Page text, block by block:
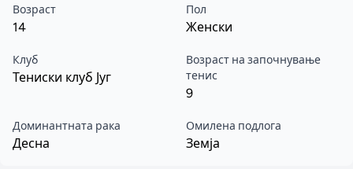
Возраст
14
Пол
Женски
Клуб
Тениски клуб Југ
Возраст на започнување
тенис
9
Доминантната рака
Десна
Омилена подлога
Земја